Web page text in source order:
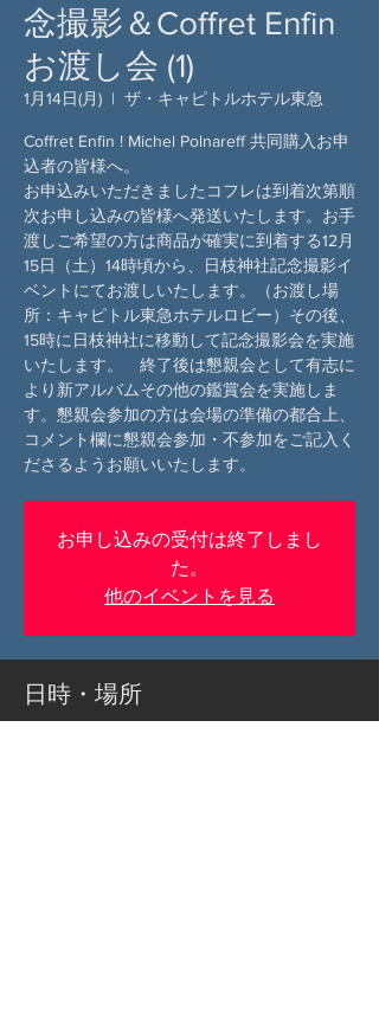
念撮影＆Coffret Enfin
お渡し会 (1)
1月14日(月)
  |
ザ・キャピトルホテル東急
Coffret Enfin ! Michel Polnareff 共同購入お申
込者の皆様へ。
お申込みいただきましたコフレは到着次第順
次お申し込みの皆様へ発送いたします。お手
渡しご希望の方は商品が確実に到着する12月
15日（土）14時頃から、日枝神社記念撮影イ
ベントにてお渡しいたします。（お渡し場
所：キャピトル東急ホテルロビー）その後、
15時に日枝神社に移動して記念撮影会を実施
いたします。 終了後は懇親会として有志に
より新アルバムその他の鑑賞会を実施しま
す。懇親会参加の方は会場の準備の都合上、
コメント欄に懇親会参加・不参加をご記入く
ださるようお願いいたします。
お申し込みの受付は終了しまし
た。
他のイベントを見る
日時・場所